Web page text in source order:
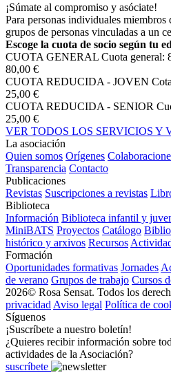
¡Súmate al compromiso y asóciate!
Para personas individuales
grupos de personas vinculadas a un
Escoge la cuota de socio según tu
CUOTA GENERAL Cuota general:
80,00 €
CUOTA REDUCIDA - JOVEN
25,00 €
CUOTA REDUCIDA - SENIOR
25,00 €
VER TODOS LOS SERVICIOS Y
La asociación
Quien somos Orígenes
Transparencia Contacto
Publicaciones
Revistas Suscripciones a revistas
Biblioteca
Información Biblioteca infantil y
MiniBATS Proyectos Catálogo
histórico y arxivos Recursos
Formación
Oportunidades formativas Jornades
de verano Grupos de trabajo Cursos
2026© Rosa Sensat. Todos los
privacidad Aviso legal Política de
Síguenos
¡Suscríbete a nuestro boletín!
¿Quieres recibir información sobre
actividades de la Asociación?
suscríbete